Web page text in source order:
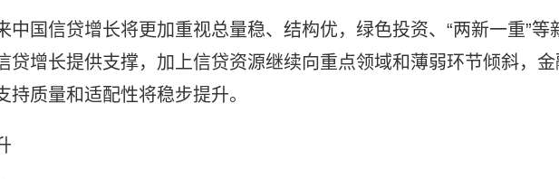
中国信贷增长将更加重视总量稳、结构优，绿色投资、“两新一重”等
贷增长提供支撑，加上信贷资源继续向重点领域和薄弱环节倾斜，金
质量和适配性将稳步提升。